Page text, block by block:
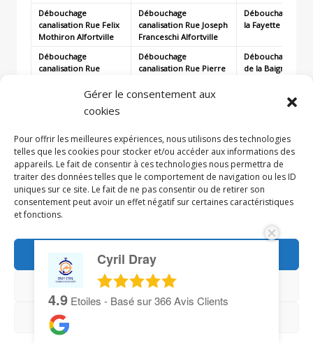
Gérer le consentement aux
cookies
Pour offrir les meilleures expériences, nous utilisons des technologies
telles que les cookies pour stocker et/ou accéder aux informations des
appareils. Le fait de consentir à ces technologies nous permettra de
traiter des données telles que le comportement de navigation ou les ID
uniques sur ce site. Le fait de ne pas consentir ou de retirer son
consentement peut avoir un effet négatif sur certaines caractéristiques
et fonctions.
Accepter
Refuser
Débouchage
canalisation Rue Felix
Mothiron Alfortville
Débouchage
canalisation Rue Joseph
Franceschi Alfortville
Débouchage
la Fayette
Débouchage
canalisation Rue
Alfortville
Débouchage
canalisation Rue Pierre
Débouchage
de la Baignade
Débouchage
VoltaAlfortville
Anatole
FranceAlfortville
Cyril Dray
4.9 Etoiles - Basé sur366Avis Clients